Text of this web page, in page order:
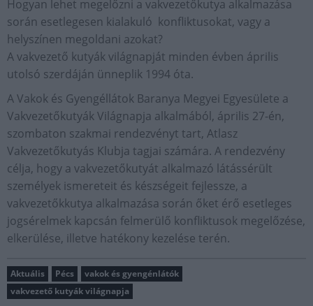
Hogyan lehet megelőzni a vakvezetőkutya alkalmazása
során esetlegesen kialakuló konfliktusokat, vagy a
helyszínen megoldani azokat?
A vakvezető kutyák világnapját minden évben április
utolsó szerdáján ünneplik 1994 óta.
A Vakok és Gyengéllátok Baranya Megyei Egyesülete a
Vakvezetőkutyák Világnapja alkalmából, április 27-én,
szombaton szakmai rendezvényt tart, Atlasz
Vakvezetőkutyás Klubja tagjai számára. A rendezvény
célja, hogy a vakvezetőkutyát alkalmazó látássérült
személyek ismereteit és készségeit fejlessze, a
vakvezetőkkutya alkalmazása során őket érő esetleges
jogsérelmek kapcsán felmerülő konfliktusok megelőzése,
elkerülése, illetve hatékony kezelése terén.
Aktuális Pécs
vakok és gyengénlátók
vakvezető kutyák világnapja